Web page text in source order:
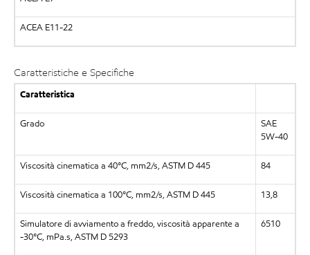
ACEA E11-22
Caratteristiche e Specifiche
Caratteristica
Grado
SAE
5W-40
Viscosità cinematica a 40°C, mm2/s, ASTM D 445 84
Viscosità cinematica a 100°C, mm2/s, ASTM D 445 13,8
Simulatore di avviamento a freddo, viscosità apparente a
-30°C, mPa.s, ASTM D 5293
6510